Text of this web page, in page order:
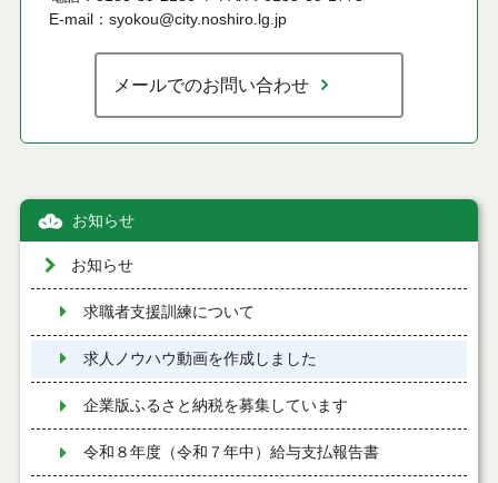
E-mail：syokou@city.noshiro.lg.jp
メールでのお問い合わせ
お知らせ
お知らせ
求職者支援訓練について
求人ノウハウ動画を作成しました
企業版ふるさと納税を募集しています
令和８年度（令和７年中）給与支払報告書